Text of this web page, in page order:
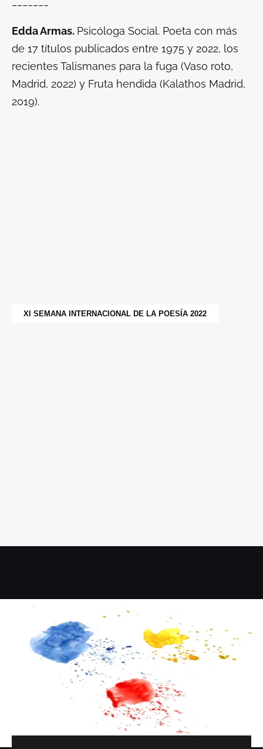
Edda Armas. Psicóloga Social. Poeta con más
de 17 títulos publicados entre 1975 y 2022, los
recientes Talismanes para la fuga (Vaso roto,
Madrid, 2022) y Fruta hendida (Kalathos Madrid,
2019).
XI SEMANA INTERNACIONAL DE LA POESÍA 2022